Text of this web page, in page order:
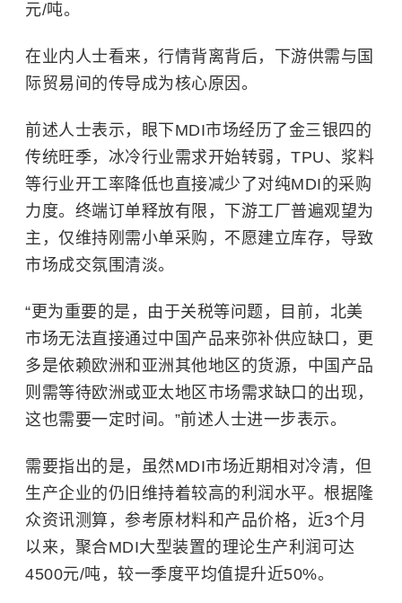
元/吨。
在业内人士看来，行情背离背后，下游供需与国
际贸易间的传导成为核心原因。
前述人士表示，眼下MDI市场经历了金三银四的
传统旺季，冰冷行业需求开始转弱，TPU、浆料
等行业开工率降低也直接减少了对纯MDI的采购
力度。终端订单释放有限，下游工厂普遍观望为
主，仅维持刚需小单采购，不愿建立库存，导致
市场成交氛围清淡。
“更为重要的是，由于关税等问题，目前，北美
市场无法直接通过中国产品来弥补供应缺口，更
多是依赖欧洲和亚洲其他地区的货源，中国产品
则需等待欧洲或亚太地区市场需求缺口的出现，
这也需要一定时间。”前述人士进一步表示。
需要指出的是，虽然MDI市场近期相对冷清，但
生产企业的仍旧维持着较高的利润水平。根据隆
众资讯测算，参考原材料和产品价格，近3个月
以来，聚合MDI大型装置的理论生产利润可达
4500元/吨，较一季度平均值提升近50%。